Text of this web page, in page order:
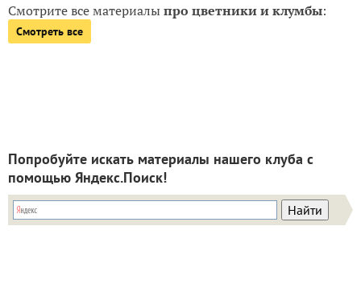
Смотрите все материалыпро цветники и клумбы:
Смотреть все
Попробуйте искать материалы нашего клуба с
помощью Яндекс.Поиск!